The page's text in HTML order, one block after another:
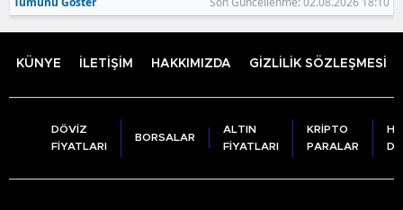
KÜNYE İLETİŞİM HAKKIMIZDA GİZLİLİK SÖZLEŞMESİ
DÖVİZ
FİYATLARI
BORSALAR
ALTIN
FİYATLARI
KRİPTO
PARALAR